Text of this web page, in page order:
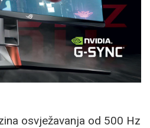
osvježavanja od 500 Hz